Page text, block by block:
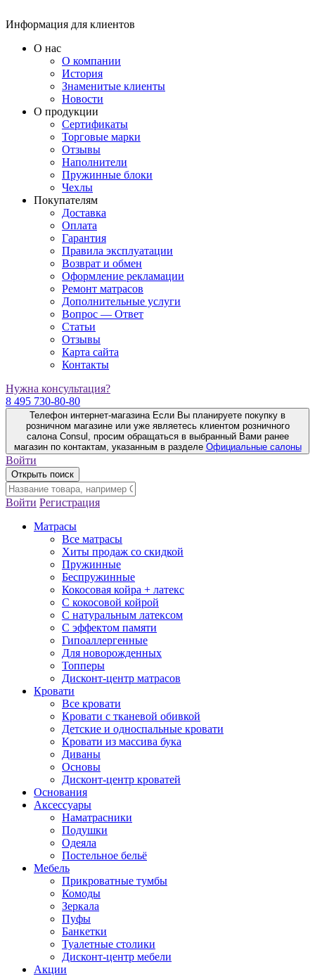
Информация для клиентов
О нас
О компании
История
Знаменитые клиенты
Новости
О продукции
Сертификаты
Торговые марки
Отзывы
Наполнители
Пружинные блоки
Чехлы
Покупателям
Доставка
Оплата
Гарантия
Правила эксплуатации
Возврат и обмен
Оформление рекламации
Ремонт матрасов
Дополнительные услуги
Вопрос — Ответ
Статьи
Отзывы
Карта сайта
Контакты
Нужна консультация?
8 495 730-80-80
Телефон интернет-магазина Если Вы планируете покупку в
розничном магазине или уже являетесь клиентом розничного
салона Consul, просим обращаться в выбранный Вами ранее
магазин по контактам, указанным в разделе Официальные салоны
Войти
Открыть поиск
Войти Регистрация
Матрасы
Все матрасы
Хиты продаж со скидкой
Пружинные
Беспружинные
Кокосовая койра + латекс
С кокосовой койрой
С натуральным латексом
С эффектом памяти
Гипоаллергенные
Для новорожденных
Топперы
Дисконт-центр матрасов
Кровати
Все кровати
Кровати с тканевой обивкой
Детские и односпальные кровати
Кровати из массива бука
Диваны
Основы
Дисконт-центр кроватей
Основания
Аксессуары
Наматрасники
Подушки
Одеяла
Постельное бельё
Мебель
Прикроватные тумбы
Комоды
Зеркала
Пуфы
Банкетки
Туалетные столики
Дисконт-центр мебели
Акции